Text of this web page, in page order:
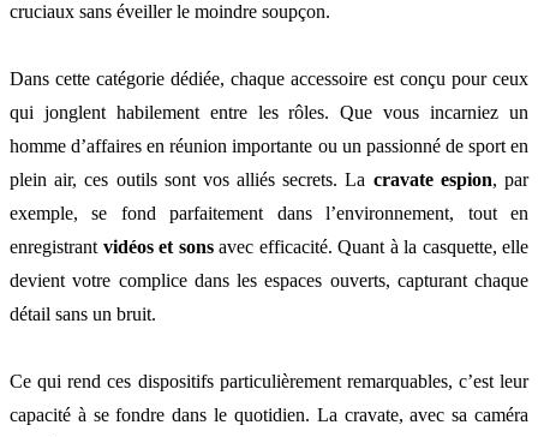
cruciaux sans éveiller le moindre soupçon.
Dans cette catégorie dédiée, chaque accessoire est conçu pour ceux
qui jonglent habilement entre les rôles. Que vous incarniez un
homme d’affaires en réunion importante ou un passionné de sport en
plein air, ces outils sont vos alliés secrets. La cravate espion, par
exemple, se fond parfaitement dans l’environnement, tout en
enregistrant vidéos et sonsavec efficacité. Quant à la casquette, elle
devient votre complice dans les espaces ouverts, capturant chaque
détail sans un bruit.
Ce qui rend ces dispositifs particulièrement remarquables, c’est leur
capacité à se fondre dans le quotidien. La cravate, avec sa caméra